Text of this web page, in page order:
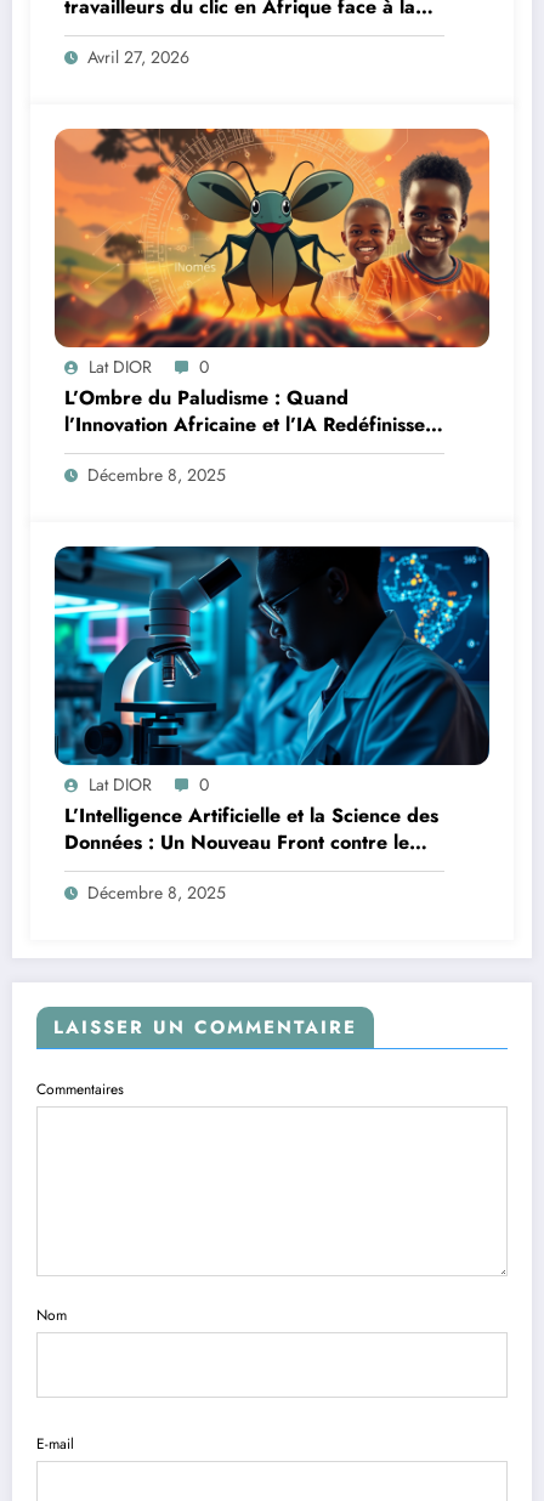
travailleurs du clic en Afrique face à la
révolution numérique
Avril 27, 2026
Lat DIOR 0
L’Ombre du Paludisme : Quand
l’Innovation Africaine et l’IA Redéfinissent
la Lutte
Décembre 8, 2025
Lat DIOR 0
L’Intelligence Artificielle et la Science des
Données : Un Nouveau Front contre le
Paludisme en Afrique
Décembre 8, 2025
LAISSER UN COMMENTAIRE
Commentaires
Nom
E-mail